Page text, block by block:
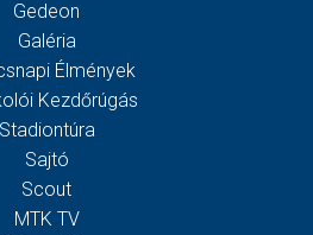
Gedeon
Galéria
Élmények
Kezdőrúgás
Stadiontúra
Sajtó
Scout
MTK TV